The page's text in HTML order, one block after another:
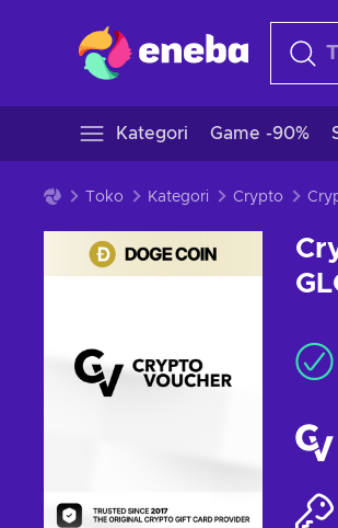
Kategori Game -90%
Toko Kategori Crypto